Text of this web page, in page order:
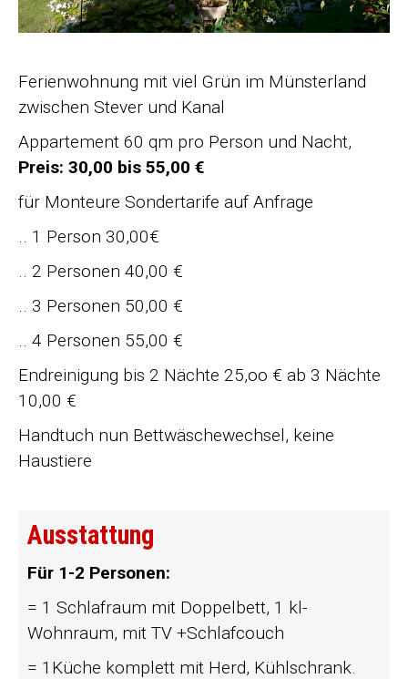
Ferienwohnung mit viel Grün im Münsterland
zwischen Stever und Kanal
Appartement 60 qm pro Person und Nacht,
Preis: 30,00 bis 55,00 €
für Monteure Sondertarife auf Anfrage
.. 1 Person 30,00€
.. 2 Personen 40,00 €
.. 3 Personen 50,00 €
.. 4 Personen 55,00 €
Endreinigung bis 2 Nächte 25,oo € ab 3 Nächte
10,00 €
Handtuch nun Bettwäschewechsel, keine
Haustiere
Ausstattung
Für 1-2 Personen:
= 1 Schlafraum mit Doppelbett, 1 kl-
Wohnraum, mit TV +Schlafcouch
= 1Küche komplett mit Herd, Kühlschrank.